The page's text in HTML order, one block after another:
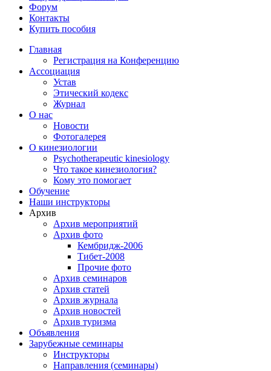
Форум
Контакты
Купить пособия
Главная
Регистрация на Конференцию
Ассоциация
Устав
Этический кодекс
Журнал
О нас
Новости
Фотогалерея
О кинезиологии
Psychotherapeutic kinesiology
Что такое кинезиология?
Кому это помогает
Обучение
Наши инструкторы
Архив
Архив мероприятий
Архив фото
Кембридж-2006
Тибет-2008
Прочие фото
Архив семинаров
Архив статей
Архив журнала
Архив новостей
Архив туризма
Объявления
Зарубежные семинары
Инструкторы
Направления (семинары)